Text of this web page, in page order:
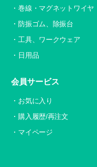
巻線・マグネットワイヤ
防振ゴム、除振台
工具、ワークウェア
日用品
会員サービス
お気に入り
購入履歴/再注文
マイページ